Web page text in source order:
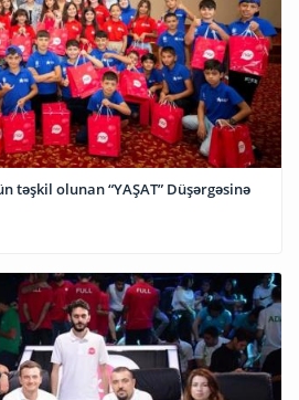
təşkil olunan “YAŞAT” Düşərgəsinə